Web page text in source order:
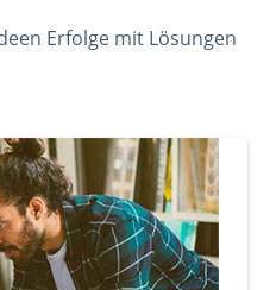
Erfolge mit Lösungen